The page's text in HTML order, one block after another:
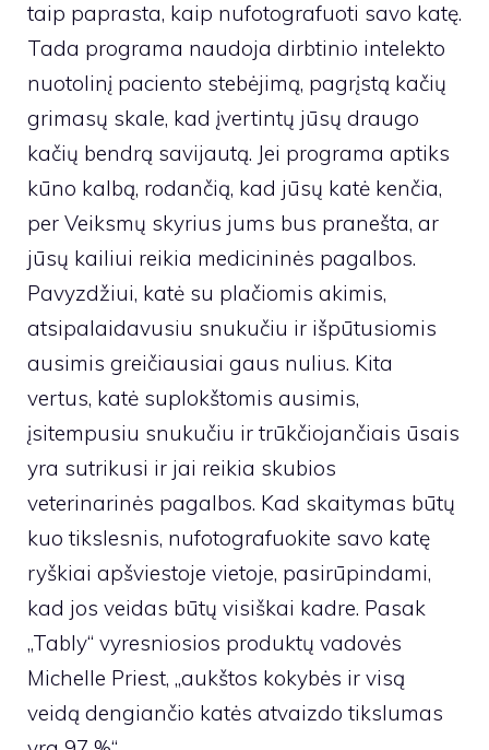
taip paprasta, kaip nufotografuoti savo katę.
Tada programa naudoja dirbtinio intelekto
nuotolinį paciento stebėjimą, pagrįstą kačių
grimasų skale, kad įvertintų jūsų draugo
kačių bendrą savijautą. Jei programa aptiks
kūno kalbą, rodančią, kad jūsų katė kenčia,
per Veiksmų skyrius jums bus pranešta, ar
jūsų kailiui reikia medicininės pagalbos.
Pavyzdžiui, katė su plačiomis akimis,
atsipalaidavusiu snukučiu ir išpūtusiomis
ausimis greičiausiai gaus nulius. Kita
vertus, katė suplokštomis ausimis,
įsitempusiu snukučiu ir trūkčiojančiais ūsais
yra sutrikusi ir jai reikia skubios
veterinarinės pagalbos. Kad skaitymas būtų
kuo tikslesnis, nufotografuokite savo katę
ryškiai apšviestoje vietoje, pasirūpindami,
kad jos veidas būtų visiškai kadre. Pasak
„Tably“ vyresniosios produktų vadovės
Michelle Priest, „aukštos kokybės ir visą
veidą dengiančio katės atvaizdo tikslumas